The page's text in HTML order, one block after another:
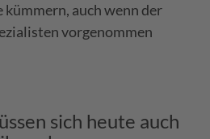
auch wenn der
vorgenommen
sich heute auch